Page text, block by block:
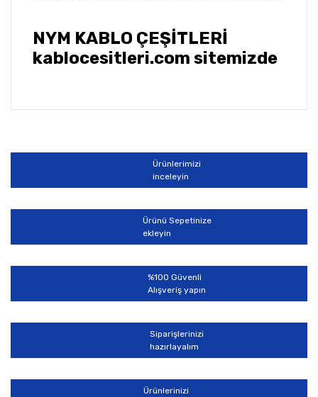
NYM KABLO ÇEŞİTLERİ
kablocesitleri.com sitemizde
Yorum Yaz
Bu ürünün fiyat bilgisi, resim, ürün açıklamalarında ve
Görüş ve önerileriniz için teşekkür ederiz.
Ürün resmi kalitesiz, bozuk veya görüntülenemiyor.
Ürün açıklamasında eksik bilgiler bulunuyor.
Ürün bilgilerinde hatalar bulunuyor.
Ürün fiyatı diğer sitelerden daha pahalı.
Bu ürüne benzer farklı alternatifler olmalı.
Gönder
Ürünlerimizi
inceleyin
Ürünü Sepetinize
ekleyin
%100 Güvenli
Alışveriş yapın
Siparişlerinizi
hazırlayalım
Ürünlerinizi